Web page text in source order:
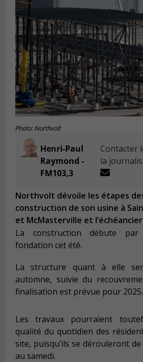
Photo: Northvolt
Henri-Paul
Raymond -
FM103,3
Contacter
la
Northvolt dévoile les étapes
construction de son usine à
et McMasterville et
La construction débute
fondation cet été.
La structure quant à elle
automne, suivie du
finalisation est prévue pour 2025.
Les travaux pourraient
qualité du quotidien des
site, puisqu’ils se dérouleront
au samedi.